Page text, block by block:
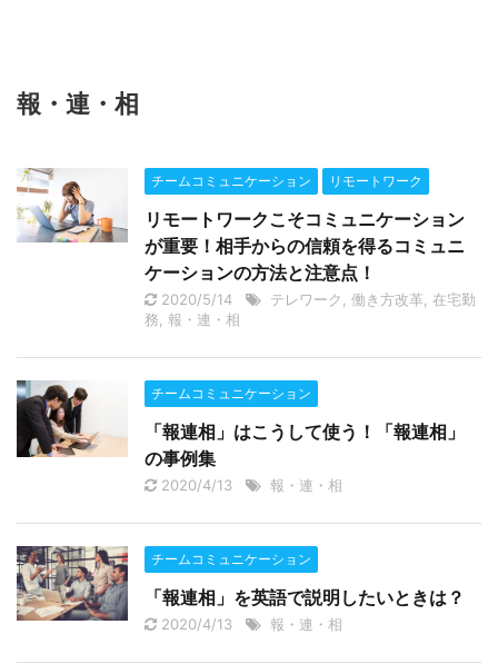
報・連・相
チームコミュニケーション リモートワーク
リモートワークこそコミュニケーション
が重要！相手からの信頼を得るコミュニ
ケーションの方法と注意点！
2020/5/14 テレワーク 働き方改革 在宅勤
務 報・連・相
チームコミュニケーション
「報連相」はこうして使う！「報連相」
の事例集
2020/4/13 報・連・相
チームコミュニケーション
「報連相」を英語で説明したいときは？
2020/4/13 報・連・相